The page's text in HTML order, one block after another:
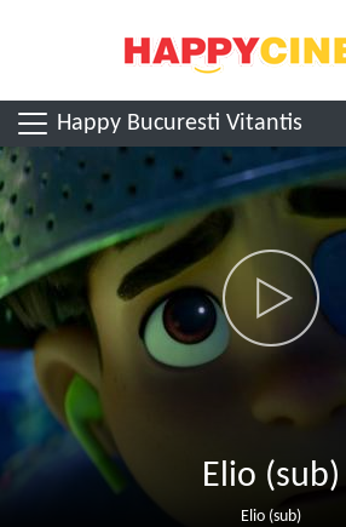
Happy Bucuresti Vitantis
Elio (sub)
Elio (sub)